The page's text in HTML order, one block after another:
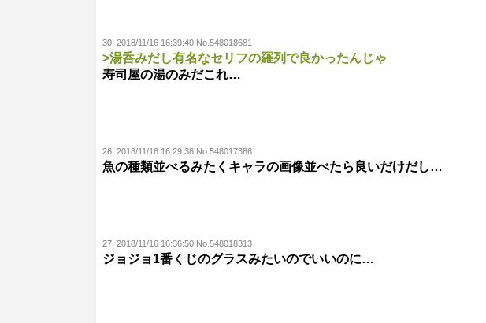
30: 2018/11/16 16:39:40 No.548018681
>湯呑みだし有名なセリフの羅列で良かったんじゃ
寿司屋の湯のみだこれ…
26: 2018/11/16 16:29:38 No.548017386
魚の種類並べるみたくキャラの画像並べたら良いだけだし…
27: 2018/11/16 16:36:50 No.548018313
ジョジョ1番くじのグラスみたいのでいいのに…